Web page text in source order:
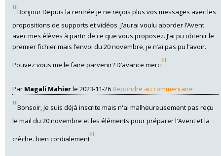
"Bonjour Depuis la rentrée je ne reçois plus vos messages avec les
propositions de supports et vidéos. J’aurai voulu aborder l’Avent
avec mes élèves à partir de ce que vous proposez. J’ai pu obtenir le
premier fichier mais l’envoi du 20 novembre, je n’ai pas pu l’avoir.
Pouvez vous me le faire parvenir? D’avance merci"
Par Magali Mahierle 2023-11-26Repondre au commentaire
"Bonsoir, Je suis déjà inscrite mais n'ai malheureusement pas reçu
le mail du 20 novembre et les éléments pour préparer l'Avent et la
crèche. bien cordialement"